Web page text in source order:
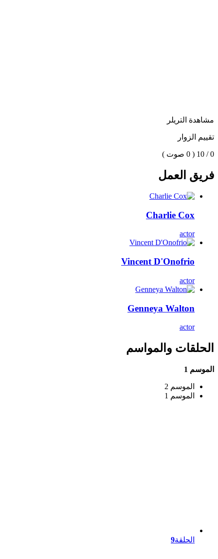
مشاهدة التريلر
تقييم الزوار
0 / 10 ( 0 صوت )
فريق العمل
Charlie Cox
actor
Vincent D'Onofrio
actor
Genneya Walton
actor
الحلقات والمواسم
الموسم 1
الموسم 2
الموسم 1
الحلقة9